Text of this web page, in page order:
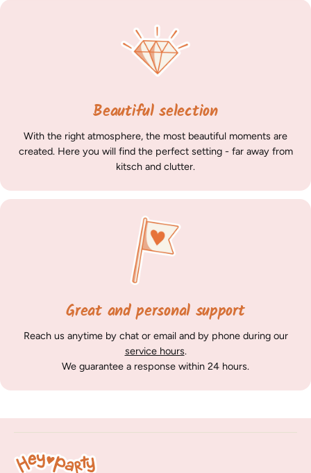
Beautiful selection
With the right atmosphere, the most beautiful moments are
created. Here you will find the perfect setting - far away from
kitsch and clutter.
Great and personal support
Reach us anytime by chat or email and by phone during our
service hours.
We guarantee a response within 24 hours.